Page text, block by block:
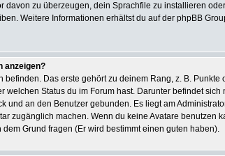
davon zu überzeugen, dein Sprachfile zu installieren
Weitere Informationen erhältst du auf der phpBB
anzeigen?
Das erste gehört zu deinem Rang, z. B. Punkte
Status du im Forum hast. Darunter befindet sich
und an den Benutzer gebunden. Es liegt am
zugänglich machen. Wenn du keine Avatare benutzen
Grund fragen (Er wird bestimmt einen guten haben).